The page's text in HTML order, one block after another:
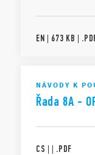
EN | 673 KB | .
NÁVODY K
Řada 8A -
CS | | .PDF